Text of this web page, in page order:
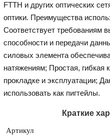
FTTH и других оптических
оптики. Преимущества
Соответствует требованиям
способности и передачи
силовых элемента
натяжениям; Простая, гибкая
прокладке и эксплуатации;
использовать как пигтейлы.
Краткие
Артикул